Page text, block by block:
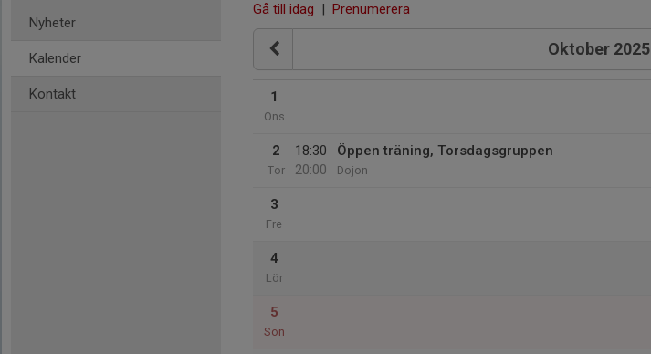
Nyheter
Kalender
Kontakt
Gå till idag | Prenumerera
Oktober 2025
1
Ons
2
Tor
18:30
20:00
Öppen träning, Torsdagsgruppen
Dojon
3
Fre
4
Lör
5
Sön